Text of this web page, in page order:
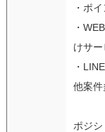
・ポ
・
けサ
・
他案件
ポジ